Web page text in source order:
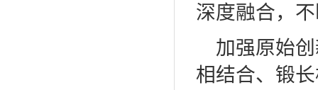
深度融合，
加强原始
相结合、锻